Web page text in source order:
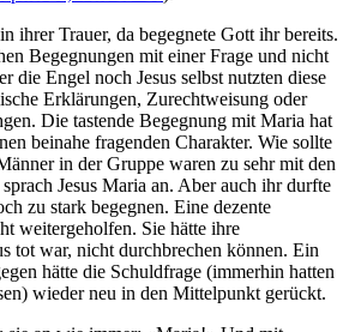
ihrer Trauer, da begegnete Gott ihr bereits.
Begegnungen mit einer Frage und nicht
die Engel noch Jesus selbst nutzten diese
Erklärungen, Zurechtweisung oder
Die tastende Begegnung mit Maria hat
beinahe fragenden Charakter. Wie sollte
in der Gruppe waren zu sehr mit den
Jesus Maria an. Aber auch ihr durfte
zu stark begegnen. Eine dezente
weitergeholfen. Sie hätte ihre
tot war, nicht durchbrechen können. Ein
hätte die Schuldfrage (immerhin hatten
wieder neu in den Mittelpunkt gerückt.